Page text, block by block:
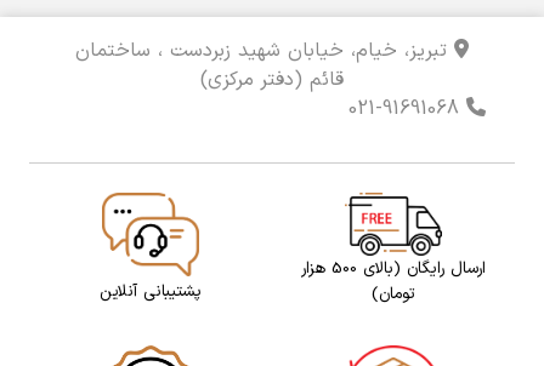
تبریز، خیام، خیابان شهید زبردست ، ساختمان
قائم (دفتر مرکزی)
ارسال رایگان (بالای 500 هزار
تومان)
پشتیبانی آنلاین